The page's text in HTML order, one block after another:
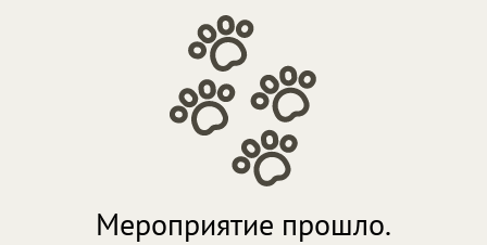
Мероприятие прошло.